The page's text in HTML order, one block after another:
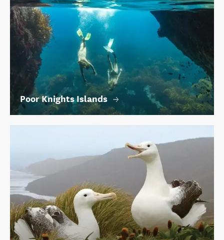
Poor Knights Islands